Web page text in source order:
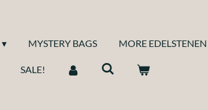
MYSTERY BAGS MORE EDELSTENEN
SALE!